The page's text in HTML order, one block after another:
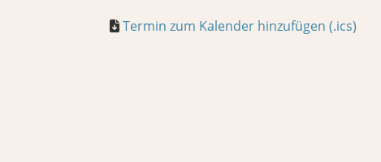
Termin zum Kalender hinzufügen (.ics)